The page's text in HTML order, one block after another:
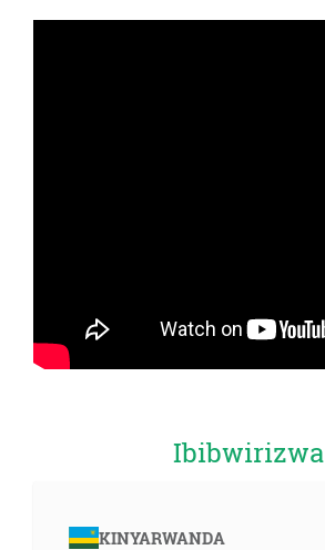
Ibibwirizwa
KINYARWANDA